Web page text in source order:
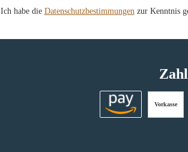
Ich habe die Datenschutzbestimmungenzur Kenntnis
Vorkasse